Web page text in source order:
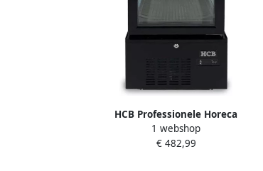
HCB Professionele Horeca
Gebaksvitrine 56 liter zwart 230V
Koelvitrine 43.4x39.8x85.4 cm (BxDxH)
1 webshop
€ 482,99